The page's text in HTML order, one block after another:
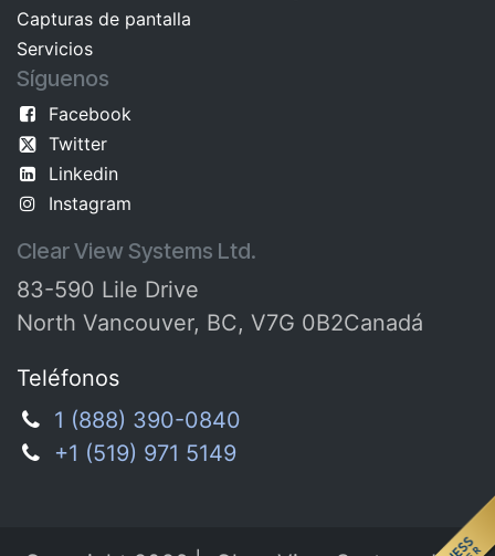
Capturas de pantalla
Servicios
Síguenos
Facebook
Twitter
Linkedin
Instagram
Clear View Systems Ltd.
83-590 Lile Drive
North Vancouver, BC, V7G 0B2Canadá
Teléfonos
1 (888) 390-0840
+1 (519) 971 5149